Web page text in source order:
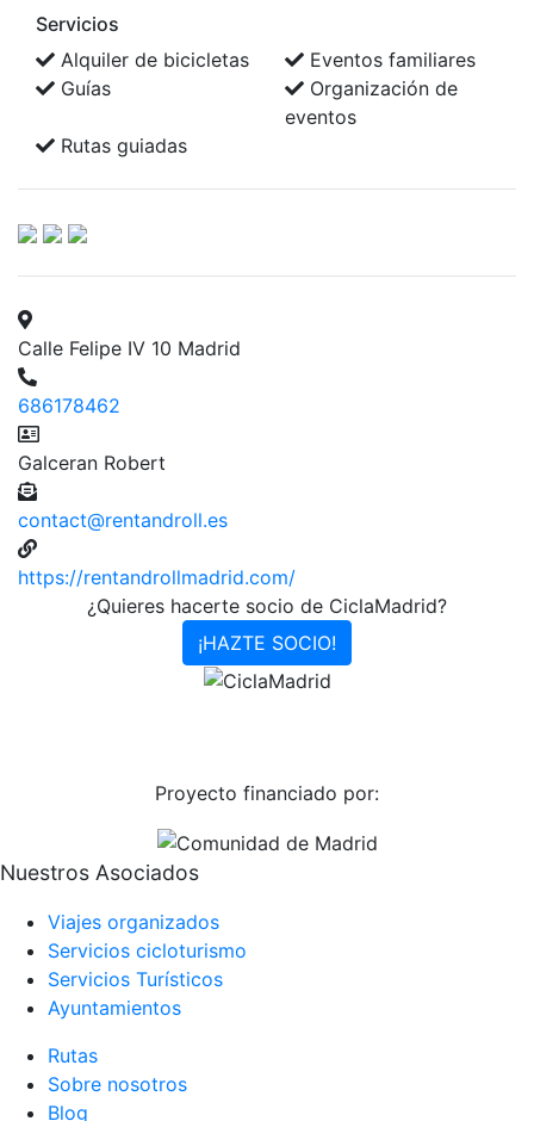
Servicios
Alquiler de bicicletas
Eventos familiares
Guías
Organización de
eventos
Rutas guiadas
Calle Felipe IV 10 Madrid
686178462
Galceran Robert
contact@rentandroll.es
https://rentandrollmadrid.com/
¿Quieres hacerte socio de CiclaMadrid?
¡HAZTE SOCIO!
Proyecto financiado por:
Nuestros Asociados
Viajes organizados
Servicios cicloturismo
Servicios Turísticos
Ayuntamientos
Rutas
Sobre nosotros
Blog